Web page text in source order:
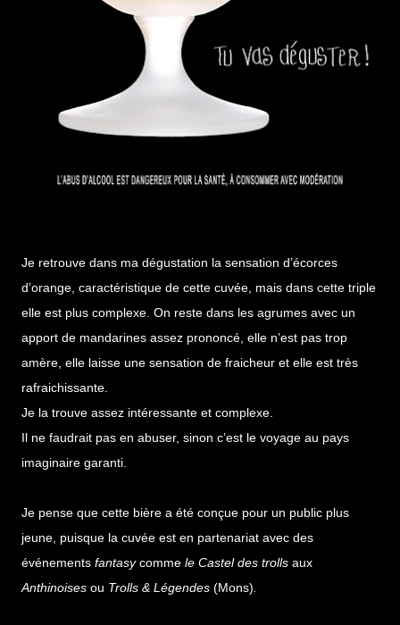
Je retrouve dans ma dégustation la sensation d’écorces
d’orange, caractéristique de cette cuvée, mais dans cette triple
elle est plus complexe. On reste dans les agrumes avec un
apport de mandarines assez prononcé, elle n’est pas trop
amère, elle laisse une sensation de fraicheur et elle est très
rafraichissante.
Je la trouve assez intéressante et complexe.
Il ne faudrait pas en abuser, sinon c’est le voyage au pays
imaginaire garanti.
Je pense que cette bière a été conçue pour un public plus
jeune, puisque la cuvée est en partenariat avec des
événements fantasycomme le Castel des trolls aux
Anthinoises ou Trolls & Légendes (Mons)